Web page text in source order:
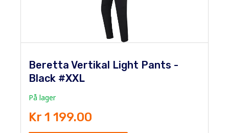
Beretta Vertikal Light Pants -
Black #XXL
På lager
Kr 1 199.00